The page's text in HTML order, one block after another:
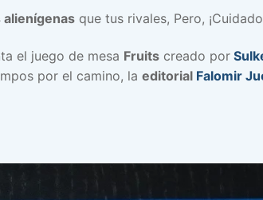
que tus rivales, Pero,
el juego de mesa Fruits creado por
por el camino, la editorial Falomir